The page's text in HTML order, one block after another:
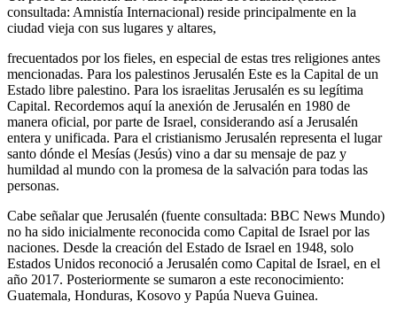
consultada: Amnistía Internacional) reside principalmente en la
ciudad vieja con sus lugares y altares,
frecuentados por los fieles, en especial de estas tres religiones antes
mencionadas. Para los palestinos Jerusalén Este es la Capital de un
Estado libre palestino. Para los israelitas Jerusalén es su legítima
Capital. Recordemos aquí la anexión de Jerusalén en 1980 de
manera oficial, por parte de Israel, considerando así a Jerusalén
entera y unificada. Para el cristianismo Jerusalén representa el lugar
santo dónde el Mesías (Jesús) vino a dar su mensaje de paz y
humildad al mundo con la promesa de la salvación para todas las
personas.
Cabe señalar que Jerusalén (fuente consultada: BBC News Mundo)
no ha sido inicialmente reconocida como Capital de Israel por las
naciones. Desde la creación del Estado de Israel en 1948, solo
Estados Unidos reconoció a Jerusalén como Capital de Israel, en el
año 2017. Posteriormente se sumaron a este reconocimiento:
Guatemala, Honduras, Kosovo y Papúa Nueva Guinea.